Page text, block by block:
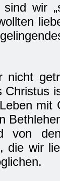
wir
nicht
Christus
mit
von
die wir